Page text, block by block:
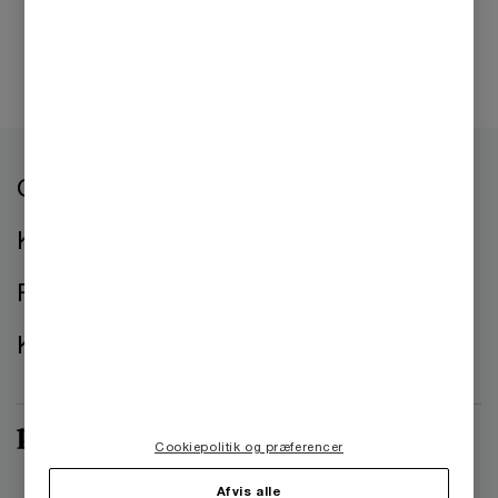
Om os
Kontorer
Presse
Kontakt os
Afvis alle
Cookiepolitik og præferencer